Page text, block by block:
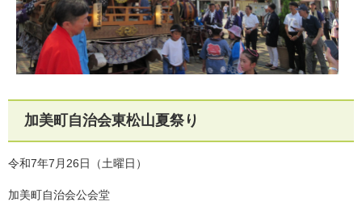
加美町自治会東松山夏祭り
令和7年7月26日（土曜日）
加美町自治会公会堂